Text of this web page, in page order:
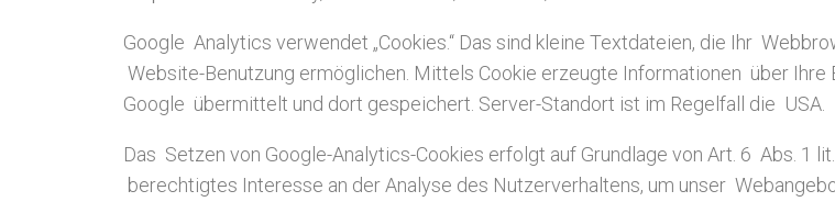
Google Analytics verwendet „Cookies.“ Das sind kleine Textdateien, die Ihr
Website-Benutzung ermöglichen. Mittels Cookie erzeugte Informationen über
Google übermittelt und dort gespeichert. Server-Standort ist im Regelfall die USA.
Das Setzen von Google-Analytics-Cookies erfolgt auf Grundlage von Art. 6 Abs. 1
berechtigtes Interesse an der Analyse des Nutzerverhaltens, um unser